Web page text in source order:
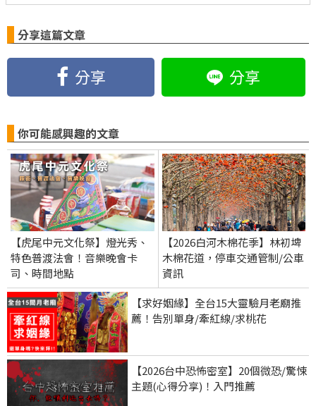
分享這篇文章
分享 分享
你可能感興趣的文章
【虎尾中元文化祭】燈光秀、
特色普渡法會！音樂晚會卡
司、時間地點
【2026白河木棉花季】林初埤
木棉花道，停車交通管制/公車
資訊
【求好姻緣】全台15大靈驗月老廟推
薦！告別單身/牽紅線/求桃花
【2026台中恐怖密室】20個微恐/驚悚
主題(心得分享)！入門推薦